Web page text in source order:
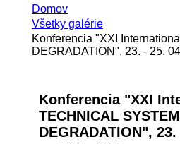
Domov
Všetky galérie
Konferencia "XXI
DEGRADATION", 23. - 25.
Konferencia "XXI
TECHNICAL SYSTEM
DEGRADATION",